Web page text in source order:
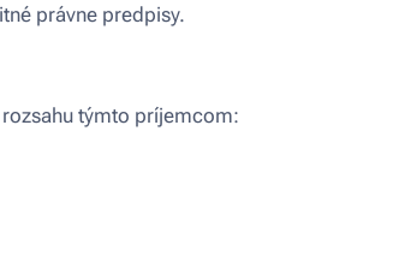
právne predpisy.
týmto príjemcom: